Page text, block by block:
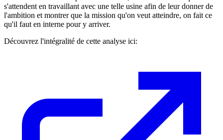
s'attendent en travaillant avec une telle usine afin de leur donner de
l'ambition et montrer que la mission qu'on veut atteindre, on fait ce
qu'il faut en interne pour y arriver.
Découvrez l'intégralité de cette analyse ici: